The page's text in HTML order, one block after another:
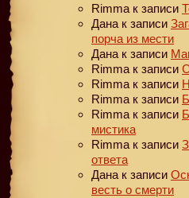
Rimma к записи
Дана к записи
порча из мести
Дана к записи
Rimma к записи
Rimma к записи
Rimma к записи
Rimma к записи
мистика
Rimma к записи
ответа
Дана к записи
весть о смерти